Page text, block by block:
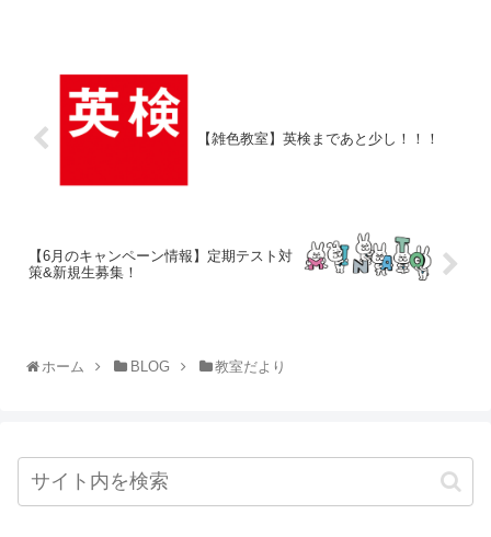
【雑色教室】英検まであと少し！！！
【6月のキャンペーン情報】定期テスト対
策&新規生募集！
ホーム BLOG 教室だより